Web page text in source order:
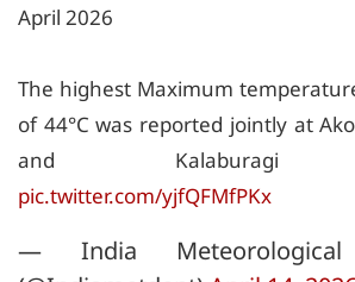
April 2026
The highest Maximum
of 44°C was reported jointly at
and Kalaburagi
pic.twitter.com/yjfQFMfPKx
— India Meteorological